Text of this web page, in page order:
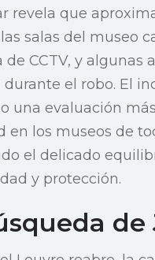
revela que
salas del museo
de CCTV, y algunas
el robo. El
una evaluación
en los museos de
el delicado
y protección.
de